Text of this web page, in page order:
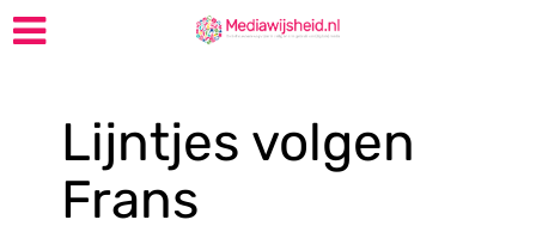
Lijntjes volgen
Frans